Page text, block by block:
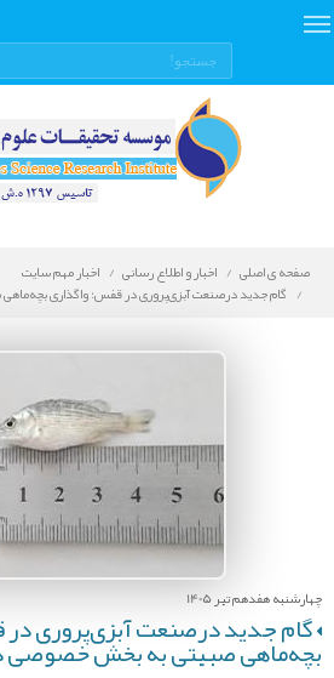
صفحه ی اصلی اخبار و اطلاع رسانی
اخبار مهم سایت
گام جدید درصنعت آبزی‌پروری در قفس؛ واگذاری
چهارشنبه هفدهم تیر 1405
گام جدید درصنعت آبزی‌پروری
بچه‌ماهی صبیتی به بخش خصوصی